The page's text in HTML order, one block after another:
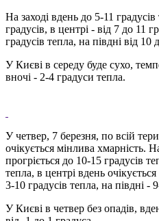
На заході вдень до 5-11
градусів, в центрі - від 7 до 11
градусів тепла, на півдні від 10
У Києві в середу буде сухо,
вночі - 2-4 градуси тепла.
У четвер, 7 березня, по всій
очікується мінлива хмарність.
прогріється до 10-15 градусів
тепла, в центрі вдень
3-10 градусів тепла, на півдні -
У Києві в четвер без опадів,